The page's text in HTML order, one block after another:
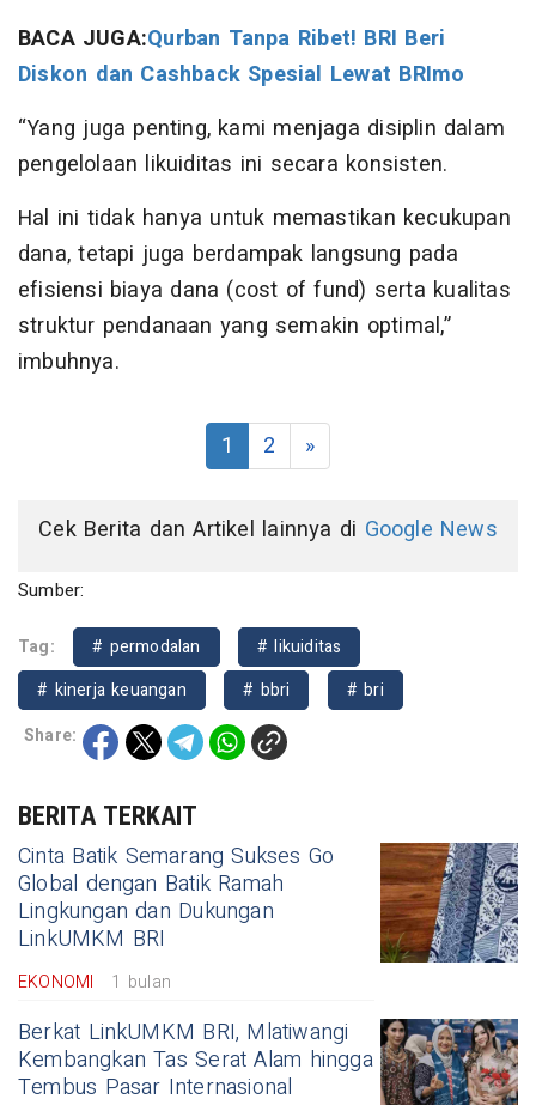
BACA JUGA:Qurban Tanpa Ribet! BRI Beri
Diskon dan Cashback Spesial Lewat BRImo
“Yang juga penting, kami menjaga disiplin dalam
pengelolaan likuiditas ini secara konsisten.
Hal ini tidak hanya untuk memastikan kecukupan
dana, tetapi juga berdampak langsung pada
efisiensi biaya dana (cost of fund) serta kualitas
struktur pendanaan yang semakin optimal,”
imbuhnya.
1 2 »
Cek Berita dan Artikel lainnya di Google News
Sumber:
Tag: # permodalan
# likuiditas
# kinerja keuangan
# bbri
# bri
Share:
BERITA TERKAIT
Cinta Batik Semarang Sukses Go
Global dengan Batik Ramah
Lingkungan dan Dukungan
LinkUMKM BRI
EKONOMI 1 bulan
Berkat LinkUMKM BRI, Mlatiwangi
Kembangkan Tas Serat Alam hingga
Tembus Pasar Internasional